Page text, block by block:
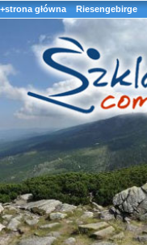
+strona główna Riesengebirge